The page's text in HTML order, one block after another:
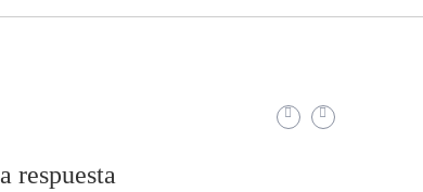
respuesta